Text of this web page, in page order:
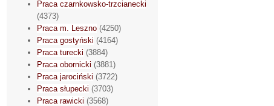
Praca czarnkowsko-trzcianecki
(4373)
Praca m. Leszno (4250)
Praca gostyński (4164)
Praca turecki (3884)
Praca obornicki (3881)
Praca jarociński (3722)
Praca słupecki (3703)
Praca rawicki (3568)